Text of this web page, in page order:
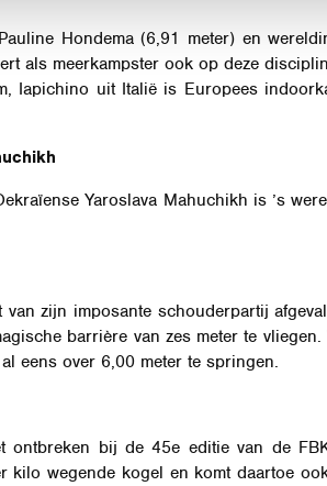
Hondema (6,91 meter) en
als meerkampster ook op deze
Iapichino uit Italië is Europees
Yaroslava Mahuchikh is ’s
zijn imposante schouderpartij
barrière van zes meter te
eens over 6,00 meter te springen.
ontbreken bij de 45e editie van de
wegende kogel en komt daartoe